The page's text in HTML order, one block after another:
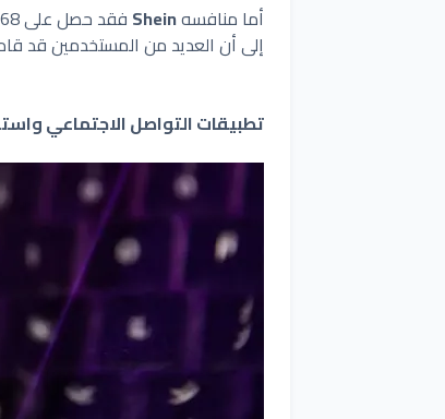
أما منافسهShein
إلى أن العديد من المستخدمين قد
تطبيقات التواصل الاجتماعي